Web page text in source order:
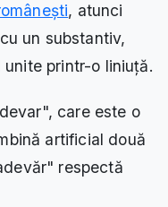
, atunci
un substantiv,
printr-o liniuță.
care este o
artificial două
respectă